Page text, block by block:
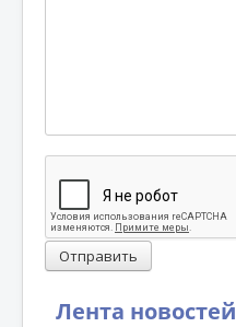
Лента новостей
Отправить